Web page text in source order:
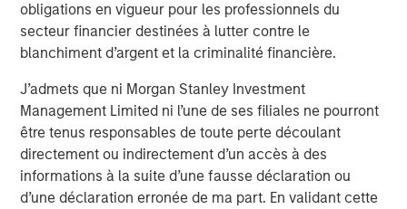
obligations en vigueur pour les professionnels du
secteur financier destinées à lutter contre le
blanchiment d’argent et la criminalité financière.
J’admets que ni Morgan Stanley Investment
Management Limited ni l’une de ses filiales ne pourront
être tenus responsables de toute perte découlant
directement ou indirectement d’un accès à des
informations à la suite d’une fausse déclaration ou
d’une déclaration erronée de ma part. En validant cette
About Morgan Stanley
Morgan Stanley (NYSE: MS) is a leading global financial
services firm providing a wide range of investment
banking, securities, wealth management and investment
management services. With offices in 41 countries, the
Firm's employees serve clients worldwide including
corporations, governments, institutions, and individuals.
For more information about Morgan Stanley, please visit
www.morganstanley.com